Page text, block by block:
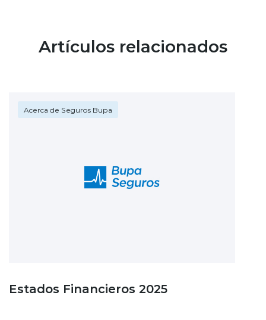
Artículos relacionados
Acerca de Seguros Bupa
Estados Financieros 2025